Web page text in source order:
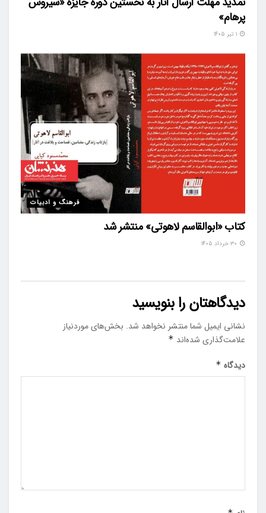
پرهام»
فرهنگ و ادبیات
کتاب «ابوالقاسم لاهوتی» منتشر شد
دیدگاهتان را بنویسید
نشانی ایمیل شما منتشر نخواهد شد. بخش‌های موردنیاز
علامت‌گذاری شده‌اند *
دیدگاه *